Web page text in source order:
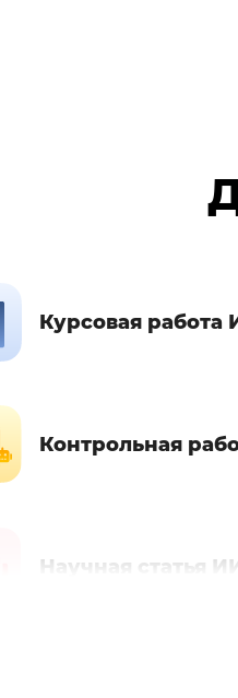
Курсовая работа
Контрольная
Научная статья